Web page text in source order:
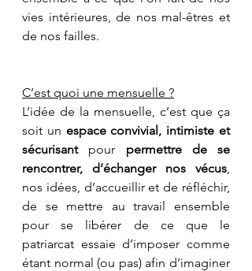
vies intérieures, de nos mal-êtres et
de nos failles.
C’est quoi une mensuelle ?
L’idée de la mensuelle, c’est que ça
soit un espace convivial, intimiste et
sécurisant pour permettre de se
rencontrer, d’échanger nos vécus,
nos idées, d’accueillir et de réfléchir,
de se mettre au travail ensemble
pour se libérer de ce que le
patriarcat essaie d’imposer comme
étant normal (ou pas) afin d’imaginer